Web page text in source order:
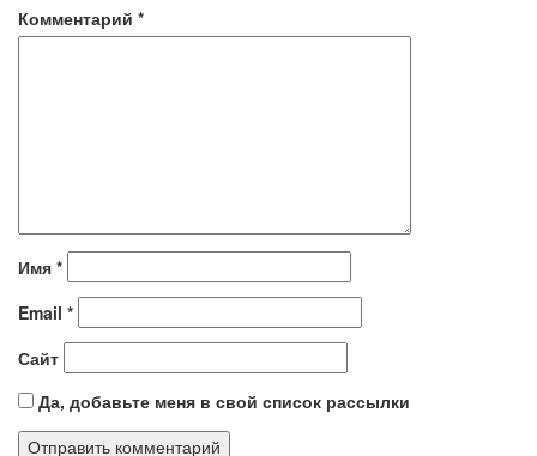
Комментарий *
Имя *
Email *
Сайт
Да, добавьте меня в свой список рассылки